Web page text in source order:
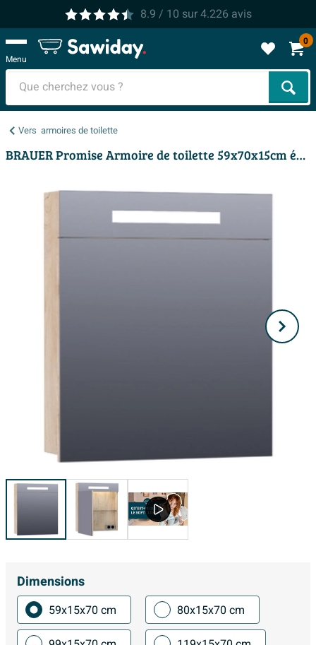
8.9 / 10 sur4.226 avis
Menu
0
Vers armoires de toilette
BRAUER Promise Armoire de toilette 59x70x15cm éclairage intégré rectangulaire 1 porte pivotante MFC Forest Wheat
Dimensions
59x15x70 cm
80x15x70 cm